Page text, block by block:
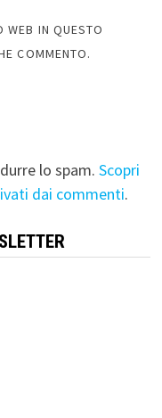
WEB IN QUESTO
COMMENTO.
lo spam. Scopri
dai commenti.